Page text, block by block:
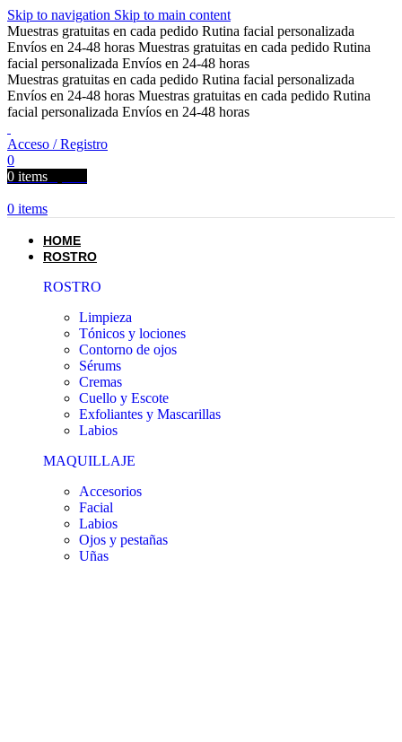
Skip to navigation Skip to main content
Muestras gratuitas en cada pedido Rutina facial personalizada
Envíos en 24-48 horas Muestras gratuitas en cada pedido Rutina
facial personalizada Envíos en 24-48 horas
Muestras gratuitas en cada pedido Rutina facial personalizada
Envíos en 24-48 horas Muestras gratuitas en cada pedido Rutina
facial personalizada Envíos en 24-48 horas
Acceso / Registro
0
0 items
0 items
HOME
ROSTRO
ROSTRO
Limpieza
Tónicos y lociones
Contorno de ojos
Sérums
Cremas
Cuello y Escote
Exfoliantes y Mascarillas
Labios
MAQUILLAJE
Accesorios
Facial
Labios
Ojos y pestañas
Uñas